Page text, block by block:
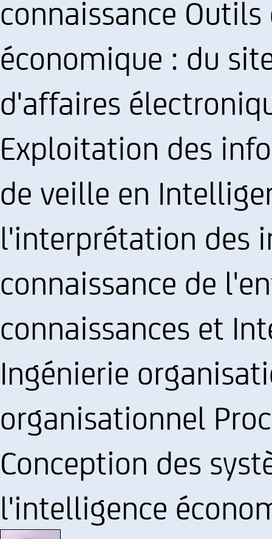
connaissance
économique : du
d'affaires
Exploitation des
de veille en
l'interprétation des
connaissance de
connaissances et
Ingénierie
organisationnel
Conception des
l'intelligence